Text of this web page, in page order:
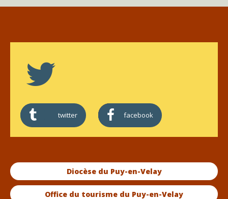
twitter facebook
Diocèse du Puy-en-Velay
Office du tourisme du Puy-en-Velay